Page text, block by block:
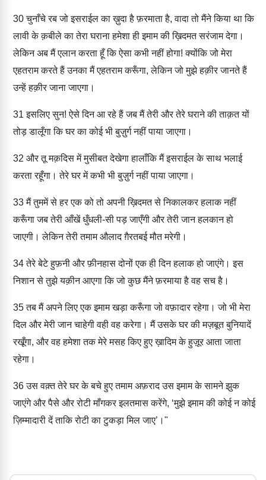
30चुनाँचे रब जो इसराईल का ख़ुदा है फ़रमाता है, वादा तो मैंने किया था कि
लावी के क़बीले का तेरा घराना हमेशा ही इमाम की ख़िदमत सरंजाम देगा।
लेकिन अब मैं एलान करता हूँ कि ऐसा कभी नहीं होगा! क्योंकि जो मेरा
एहतराम करते हैं उनका मैं एहतराम करूँगा, लेकिन जो मुझे हक़ीर जानते हैं
उन्हें हक़ीर जाना जाएगा।
31 इसलिए सुन! ऐसे दिन आ रहे हैं जब मैं तेरी और तेरे घराने की ताक़त यों
तोड़ डालूँगा कि घर का कोई भी बुज़ुर्ग नहीं पाया जाएगा।
32 और तू मक़दिस में मुसीबत देखेगा हालाँकि मैं इसराईल के साथ भलाई
करता रहूँगा। तेरे घर में कभी भी बुज़ुर्ग नहीं पाया जाएगा।
33मैं तुममें से हर एक को तो अपनी ख़िदमत से निकालकर हलाक नहीं
करूँगा जब तेरी आँखें धुँधली-सी पड़ जाएँगी और तेरी जान हलकान हो
जाएगी। लेकिन तेरी तमाम औलाद ग़ैरतबई मौत मरेगी।
34तेरे बेटे हुफ़नी और फ़ीनहास दोनों एक ही दिन हलाक हो जाएंगे। इस
निशान से तुझे यक़ीन आएगा कि जो कुछ मैंने फ़रमाया है वह सच है।
35तब मैं अपने लिए एक इमाम खड़ा करूँगा जो वफ़ादार रहेगा। जो भी मेरा
दिल और मेरी जान चाहेगी वही वह करेगा। मैं उसके घर की मज़बूत बुनियादें
रखूँगा, और वह हमेशा तक मेरे मसह किए हुए ख़ादिम के हुज़ूर आता जाता
रहेगा।
36उस वक़्त तेरे घर के बचे हुए तमाम अफ़राद उस इमाम के सामने झुक
जाएंगे और पैसे और रोटी माँगकर इलतमास करेंगे, ‘मुझे इमाम की कोई न कोई
ज़िम्मादारी दें ताकि रोटी का टुकड़ा मिल जाए’।"